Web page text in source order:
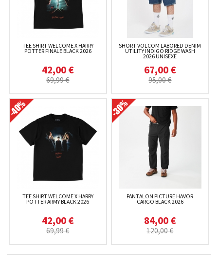
TEE SHIRT WELCOME X HARRY
POTTER FINALE BLACK 2026
42,00 €
69,99 €
SHORT VOLCOM LABORED DENIM
UTILITY INDIGO RIDGE WASH
2026 UNISEXE
67,00 €
95,00 €
TEE SHIRT WELCOME X HARRY
POTTER ARMY BLACK 2026
42,00 €
69,99 €
PANTALON PICTURE HAVOR
CARGO BLACK 2026
84,00 €
120,00 €